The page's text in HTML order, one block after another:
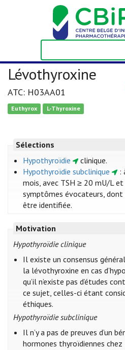
Lévothyroxine
ATC: H03AA01
Euthyrox L-Thyroxine
Sélections
Hypothyroïdie
clinique.
Hypothyroïdie subclinique
:
mois, avec TSH ≥ 20 mU/L et
symptômes évocateurs, dont
être identifiée.
Motivation
Hypothyroïdie clinique
Il existe un consensus
la lévothyroxine en cas
qu’il n’existe pas d’études
ce sujet, celles-ci étant
éthiques.
Hypothyroïdie subclinique
Il n’y a pas de preuves d’un
hormones thyroïdiennes chez